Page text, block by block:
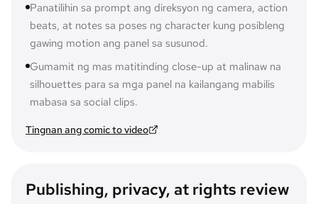
Panatilihin sa prompt ang direksyon ng camera, action
beats, at notes sa poses ng character kung posibleng
gawing motion ang panel sa susunod.
Gumamit ng mas matitinding close-up at malinaw na
silhouettes para sa mga panel na kailangang mabilis
mabasa sa social clips.
Tingnan ang comic to video
Publishing, privacy, at rights review